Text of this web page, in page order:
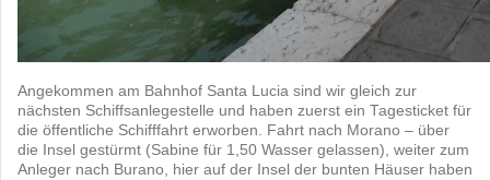
Angekommen am Bahnhof Santa Lucia sind wir gleich zur
nächsten Schiffsanlegestelle und haben zuerst ein Tagesticket für
die öffentliche Schifffahrt erworben. Fahrt nach Morano – über
die Insel gestürmt (Sabine für 1,50 Wasser gelassen), weiter zum
Anleger nach Burano, hier auf der Insel der bunten Häuser haben